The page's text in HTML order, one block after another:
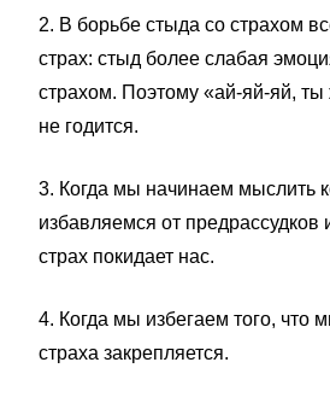
2. В борьбе стыда со страхом
страх: стыд более слабая
страхом. Поэтому «ай-яй-яй,
не годится.
3. Когда мы начинаем мыслить
избавляемся от предрассудков
страх покидает нас.
4. Когда мы избегаем того, что
страха закрепляется.